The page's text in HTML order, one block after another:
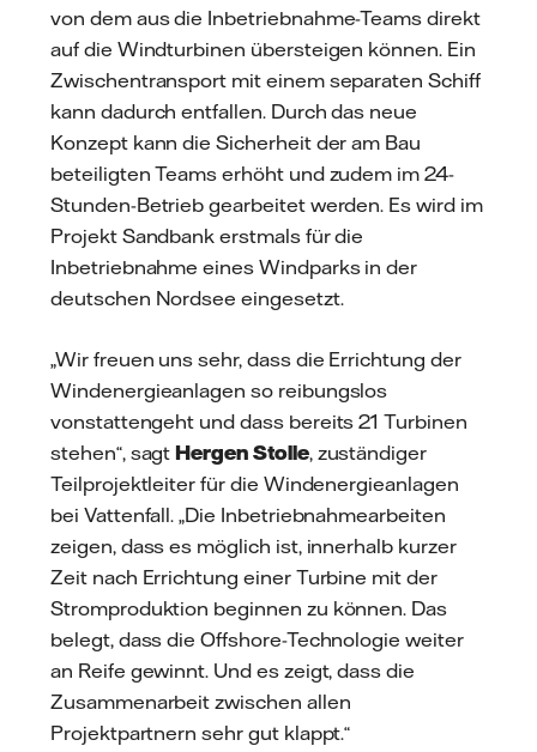
von dem aus die Inbetriebnahme-Teams direkt
auf die Windturbinen übersteigen können. Ein
Zwischentransport mit einem separaten Schiff
kann dadurch entfallen. Durch das neue
Konzept kann die Sicherheit der am Bau
beteiligten Teams erhöht und zudem im 24-
Stunden-Betrieb gearbeitet werden. Es wird im
Projekt Sandbank erstmals für die
Inbetriebnahme eines Windparks in der
deutschen Nordsee eingesetzt.
„Wir freuen uns sehr, dass die Errichtung der
Windenergieanlagen so reibungslos
vonstattengeht und dass bereits 21 Turbinen
stehen“, sagtHergen Stolle, zuständiger
Teilprojektleiter für die Windenergieanlagen
bei Vattenfall. „Die Inbetriebnahmearbeiten
zeigen, dass es möglich ist, innerhalb kurzer
Zeit nach Errichtung einer Turbine mit der
Stromproduktion beginnen zu können. Das
belegt, dass die Offshore-Technologie weiter
an Reife gewinnt. Und es zeigt, dass die
Zusammenarbeit zwischen allen
Projektpartnern sehr gut klappt.“